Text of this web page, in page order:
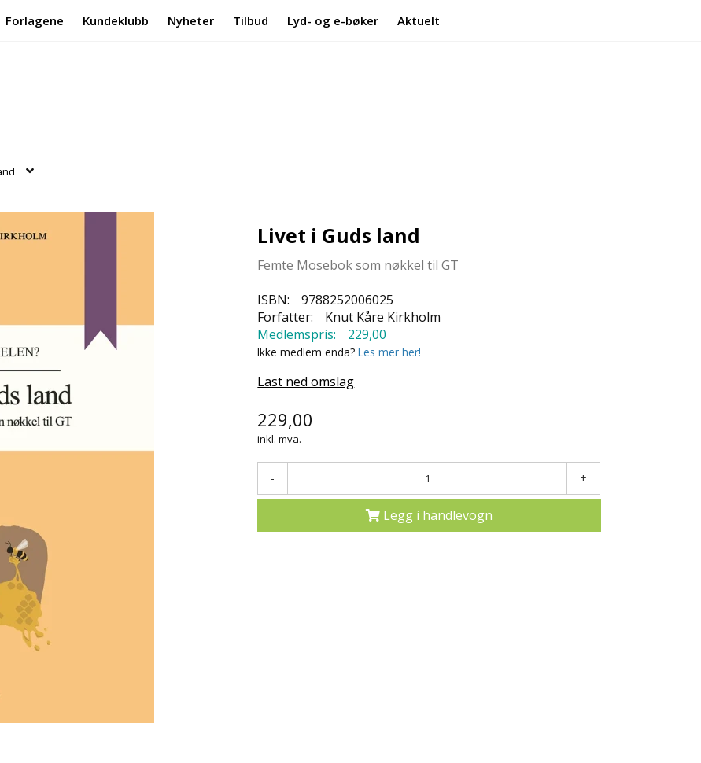
Forlagene Kundeklubb Nyheter Tilbud Lyd- og e-bøker Aktuelt
Livet i Guds land
Femte Mosebok som nøkkel til GT
ISBN:
9788252006025
Forfatter:
Knut Kåre Kirkholm
Medlemspris:
229,00
Ikke medlem enda?Les mer her!
Last ned omslag
229,00
inkl. mva.
- +
Legg i handlevogn